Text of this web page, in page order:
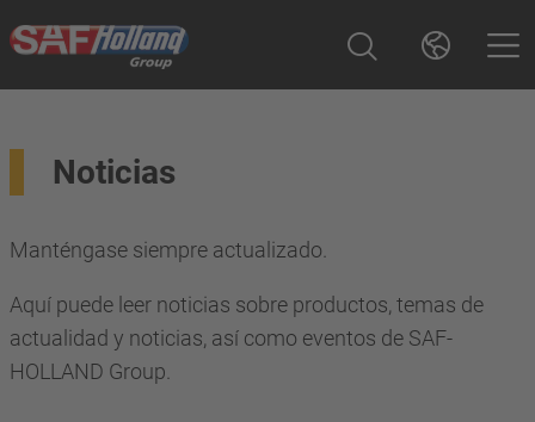
Noticias
Manténgase siempre actualizado.
Aquí puede leer noticias sobre productos, temas de
actualidad y noticias, así como eventos de SAF-
HOLLAND Group.